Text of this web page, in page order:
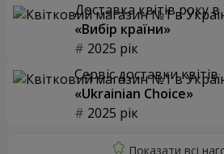
Доставка квітів року в
«Вибір країни»
2025 рік
Сервіс доставки квітів
«Ukrainian Choice»
2025 рік